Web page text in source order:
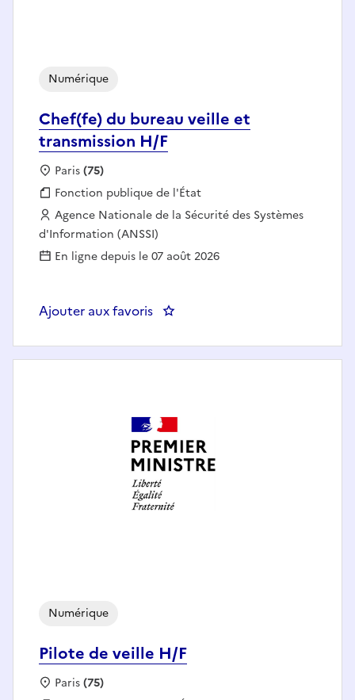
Chef(fe) du bureau veille et
transmission H/F
Numérique
Localisation :
Paris(75)
Fonction publique :
Fonction publique de l'État
Employeur :
Agence Nationale de la Sécurité des Systèmes
d'Information (ANSSI)
En ligne depuis le 07 août 2026
Ajouter aux favoris : Chef(fe) du bureau veille et
Pilote de veille H/F
Numérique
Localisation :
Paris(75)